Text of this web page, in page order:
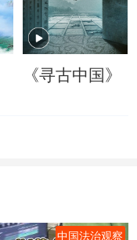
《寻古中国》
中国法治观察